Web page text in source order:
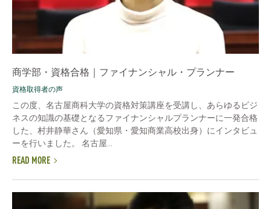
商学部・資格合格｜ファイナンシャル・プランナー
資格取得者の声
この度、名古屋商科大学の資格対策講座を受講し、あらゆるビジ
ネスの知識の基礎となるファイナンシャルプランナーに一発合格
した、村井静華さん（愛知県・愛知商業高校出身）にインタビュ
ーを行いました。 名古屋...
READ MORE